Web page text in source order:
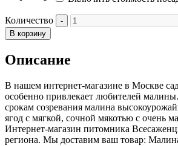
Количество
В корзину
Описание
В нашем интернет-магазине в Москве
особенно привлекает любителей
срокам созревания малина
ягод с мягкой, сочной мякотью с очень
Интернет-магазин питомника
региона. Мы доставим ваш товар: